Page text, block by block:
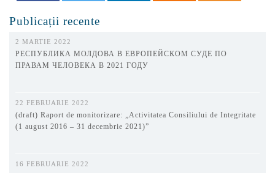
Publicații recente
2 MARTIE 2022
РЕСПУБЛИКА МОЛДОВА В ЕВРОПЕЙСКОМ СУДЕ ПО
ПРАВАМ ЧЕЛОВЕКА В 2021 ГОДУ
22 FEBRUARIE 2022
(draft) Raport de monitorizare: „Activitatea Consiliului de Integritate
(1 august 2016 – 31 decembrie 2021)”
16 FEBRUARIE 2022